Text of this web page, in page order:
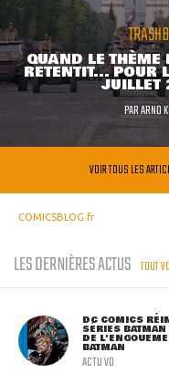
QUAND LE THÈME
RETENTIT... POUR
PARARNO
VOIR TOUS LES
COMICSBLOG.fr
LES DERNIÈRES ACTUS TOUT
DC COMICS
SÉRIES
DE
BATMAN
ACTU VO